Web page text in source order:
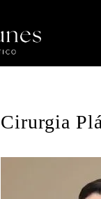
Cirurgia